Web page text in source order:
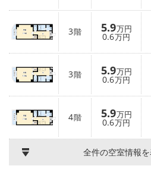
3階 5.9万円
0.6万円
3階 5.9万円
0.6万円
4階 5.9万円
0.6万円
全件の空室情報